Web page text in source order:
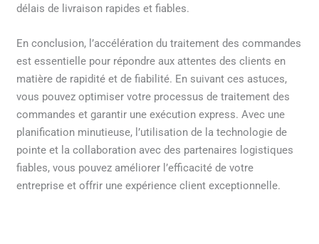
délais de livraison rapides et fiables.
En conclusion, l’accélération du traitement des commandes
est essentielle pour répondre aux attentes des clients en
matière de rapidité et de fiabilité. En suivant ces astuces,
vous pouvez optimiser votre processus de traitement des
commandes et garantir une exécution express. Avec une
planification minutieuse, l’utilisation de la technologie de
pointe et la collaboration avec des partenaires logistiques
fiables, vous pouvez améliorer l’efficacité de votre
entreprise et offrir une expérience client exceptionnelle.